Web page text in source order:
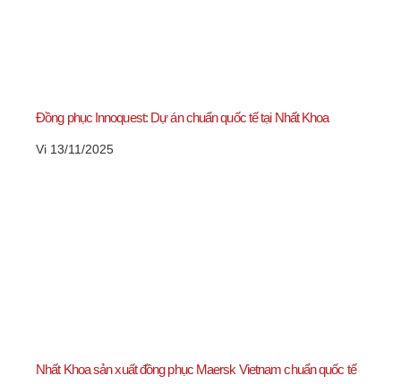
Đồng phục Innoquest: Dự án chuẩn quốc tế tại Nhất Khoa
Vi 13/11/2025
Nhất Khoa sản xuất đồng phục Maersk Vietnam chuẩn quốc tế